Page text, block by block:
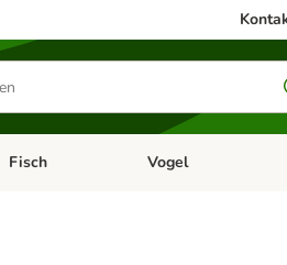
& Zubehör
Kategorie-Menü öffnen: Kleintier
Fisch Kategorie-Menü
Vogel